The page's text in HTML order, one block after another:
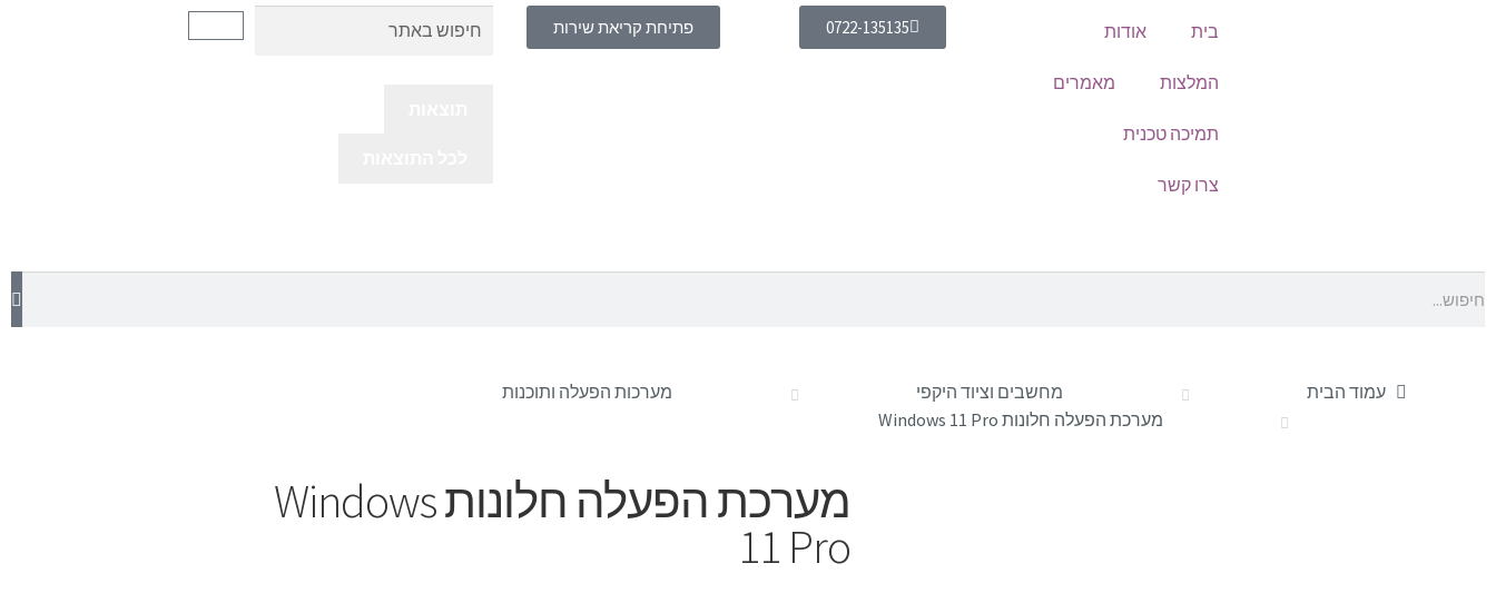
בית אודות
המלצות מאמרים
תמיכה טכנית
צרו קשר
0722-135135 פתיחת קריאת שירות
עמוד הבית מחשבים וציוד היקפי
מערכות הפעלה ותוכנות
מערכת הפעלה חלונות Windows 11 Pro
מערכת הפעלה חלונות Windows
11 Pro